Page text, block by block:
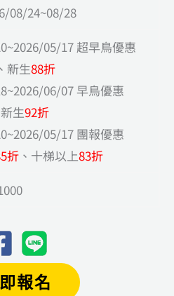
08/24~08/28
05/17 超早鳥優惠
新生88折
06/07 早鳥優惠
生92折
05/17 團報優惠
折、十梯以上83折
報名